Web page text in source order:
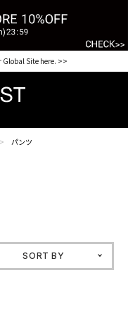
Site here. >>
パンツ
SORT BY